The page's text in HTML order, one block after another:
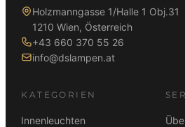
Holzmanngasse 1/Halle 1 Obj.31
1210 Wien, Österreich
+43 660 370 55 26
info@dslampen.at
KATEGORIEN
Innenleuchten